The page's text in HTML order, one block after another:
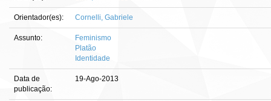
Orientador(es): Cornelli, Gabriele
Assunto:
Feminismo
Platão
Identidade
Data de
publicação:
19-Ago-2013